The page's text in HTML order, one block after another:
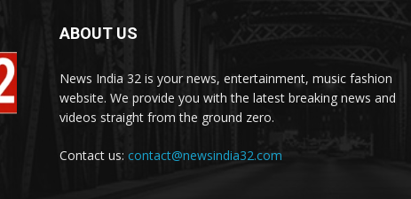
ABOUT US
News India 32 is your news, entertainment, music fashion
website. We provide you with the latest breaking news and
videos straight from the ground zero.
Contact us: contact@newsindia32.com